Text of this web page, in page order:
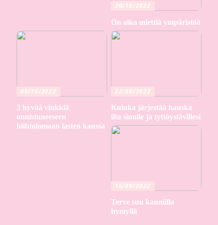
20/10/2022
On aika miettiä ympäristöä
09/10/2022
3 hyvää vinkkiä
onnistuneeseen
hiihtolomaan lasten kanssa
22/09/2022
Kuinka järjestää hauska
ilta sinulle ja tyttöystävillesi
16/09/2022
Terve suu kauniilla
hymyllä